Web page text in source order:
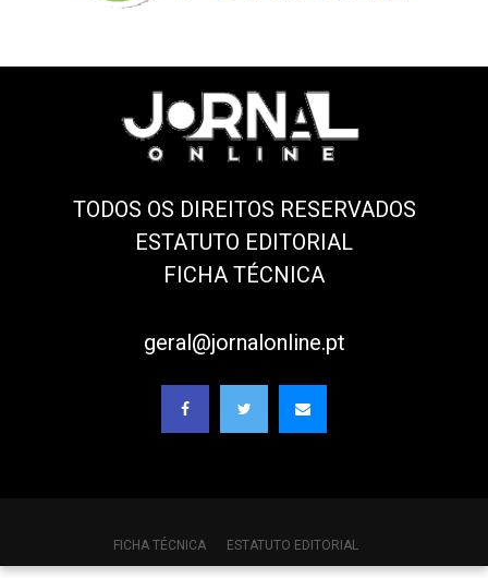
TODOS OS DIREITOS RESERVADOS
ESTATUTO EDITORIAL
FICHA TÉCNICA
geral@jornalonline.pt
FICHA TÉCNICA ESTATUTO EDITORIAL